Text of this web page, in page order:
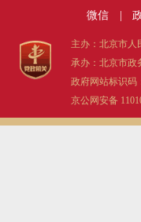
微信
主办：北京市人
承办：北京市政
政府网站标识码
京公网安备